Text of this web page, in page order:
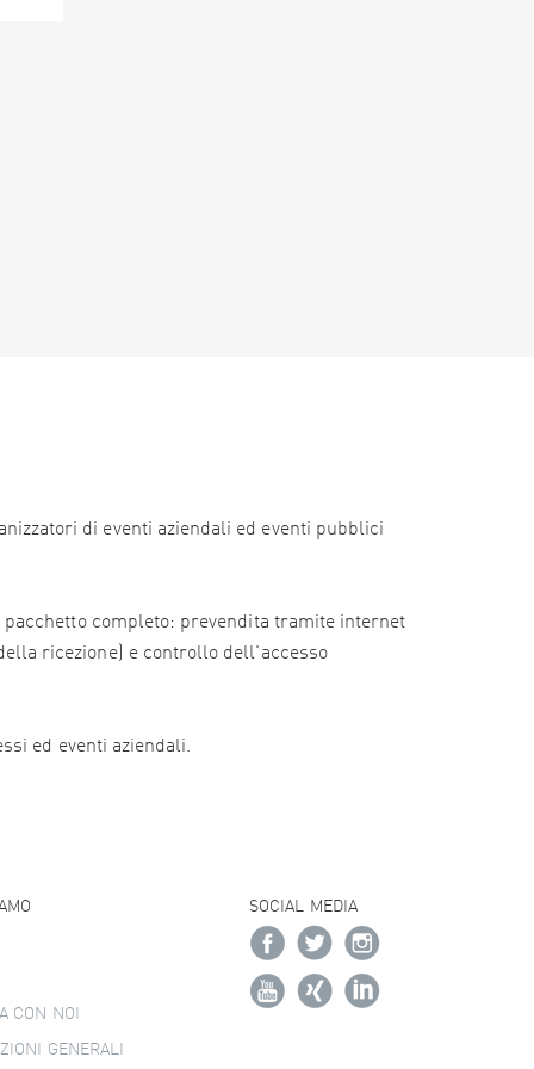
di eventi aziendali ed eventi pubblici
completo: prevendita tramite internet
ricezione) e controllo dell'accesso
ed eventi aziendali.
CON NOI
GENERALI
SOCIAL MEDIA